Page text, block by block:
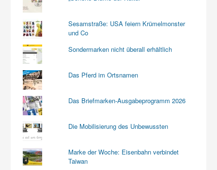
Sesamstraße: USA feiern Krümelmonster
und Co
Sondermarken nicht überall erhältlich
Das Pferd im Ortsnamen
Das Briefmarken-Ausgabeprogramm 2026
Die Mobilisierung des Unbewussten
Marke der Woche: Eisenbahn verbindet
Taiwan